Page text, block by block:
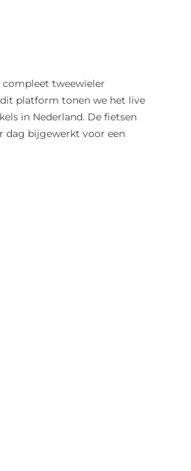
compleet tweewieler
platform tonen we het live
in Nederland. De fietsen
dag bijgewerkt voor een